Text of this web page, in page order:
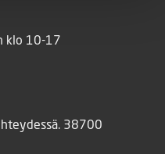
klo 10-17
38700